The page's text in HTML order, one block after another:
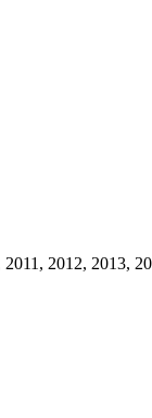
2012, 2013,